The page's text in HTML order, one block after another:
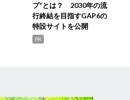
プ”とは？ 2030年の流
行終結を目指すGAP6の
特設サイトを公開
PR